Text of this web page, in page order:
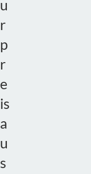
u
r
p
r
e
is
a
u
s